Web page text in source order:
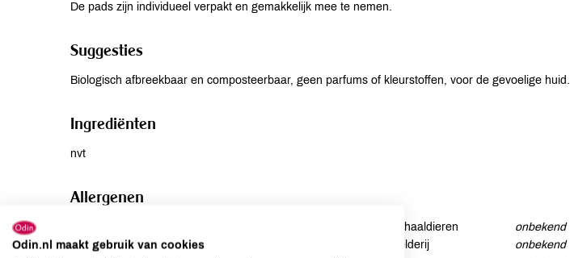
De pads zijn individueel verpakt en gemakkelijk mee te nemen.
Suggesties
Biologisch afbreekbaar en composteerbaar, geen parfums of kleurstoffen, voor de gevoelige huid.
Ingrediënten
nvt
Allergenen
Ei
onbekend
Schaaldieren
onbekend
Selderij
onbekend
Odin.nl maakt gebruik van cookies